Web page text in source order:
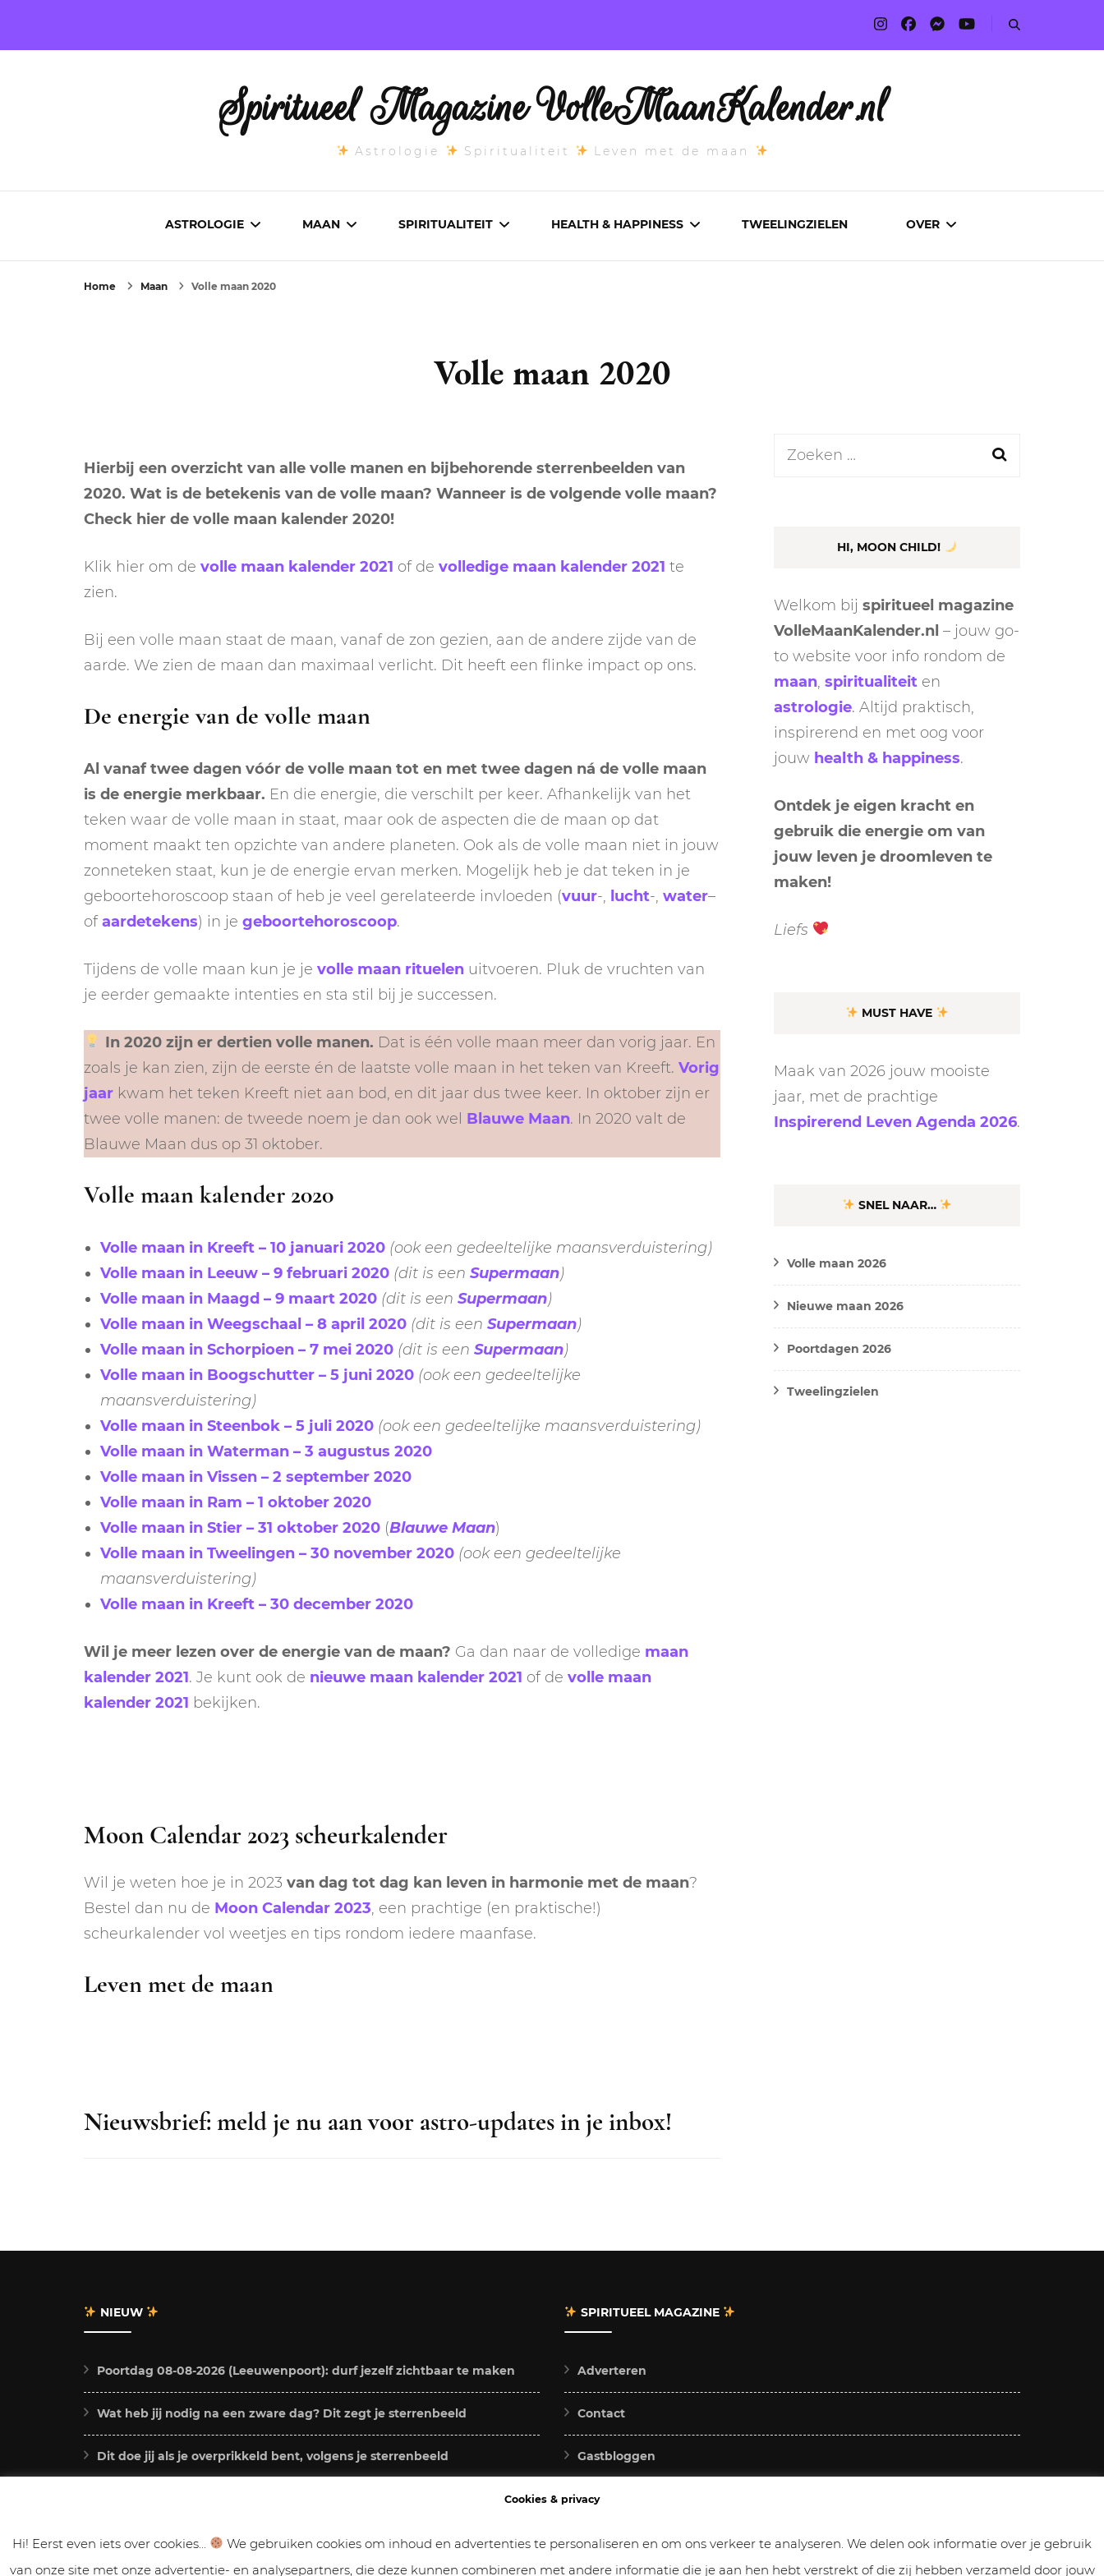
Spiritueel Magazine VolleMaanKalender.nl
Astrologie Spiritualiteit Leven met de maan
ASTROLOGIE
ASCENDANT
TWEEDE HUIS
ZESDE HUIS
NEGENDE HUIS
TIENDE HUIS
ELFDE HUIS
TWAALFDE HUIS
AARDETEKENS
CUSP
MERCURIUS
MARS
SATURNUS
PLUTO
MAAN
ASTROLOGIE KALENDER
MAAN
TAROT SPREAD
RITUELEN
MAANFASEN
MAANTEKENS
SPIRITUALITEIT
ENERGIE
HEKSERIJ
KRISTALLEN &
MANIFESTEREN
RITUELEN
NIEUWE MAAN
RITUELEN
VOLLE MAAN RITUELEN
SPIRIT ANIMALS
TAROT TECHNIEKEN
HEALTH & HAPPINESS
AYURVEDA
HSP
LIFESTYLE
WILDPLUKKEN
MEDITATIE
TWEELINGZIELEN OVER
NIEUWS
CONTACT
Home Maan Volle maan 2020
Volle maan 2020
Hierbij een overzicht van alle volle manen en bijbehorende sterrenbeelden van
2020. Wat is de betekenis van de volle maan? Wanneer is de volgende volle maan?
Check hier de volle maan kalender 2020!
Klik hier om de volle maan kalender 2021 of de volledige maan kalender 2021 te
zien.
Bij een volle maan staat de maan, vanaf de zon gezien, aan de andere zijde van de
aarde. We zien de maan dan maximaal verlicht. Dit heeft een flinke impact op ons.
De energie van de volle maan
Al vanaf twee dagen vóór de volle maan tot en met twee dagen ná de volle maan
is de energie merkbaar. En die energie, die verschilt per keer. Afhankelijk van het
teken waar de volle maan in staat, maar ook de aspecten die de maan op dat
moment maakt ten opzichte van andere planeten. Ook als de volle maan niet in jouw
zonneteken staat, kun je de energie ervan merken. Mogelijk heb je dat teken in je
geboortehoroscoop staan of heb je veel gerelateerde invloeden (vuur-, lucht-, water–
ofaardetekens) in je geboortehoroscoop.
Tijdens de volle maan kun je je volle maan rituelen uitvoeren. Pluk de vruchten van
je eerder gemaakte intenties en sta stil bij je successen.
In 2020 zijn er dertien volle manen. Dat is één volle maan meer dan vorig jaar. En
zoals je kan zien, zijn de eerste én de laatste volle maan in het teken van Kreeft. Vorig
jaar kwam het teken Kreeft niet aan bod, en dit jaar dus twee keer. In oktober zijn er
twee volle manen: de tweede noem je dan ook wel Blauwe Maan. In 2020 valt de
Blauwe Maan dus op 31 oktober.
Volle maan kalender 2020
Volle maan in Kreeft – 10 januari 2020 (ook een gedeeltelijke maansverduistering)
Volle maan in Leeuw – 9 februari 2020 (dit is een Supermaan)
Volle maan in Maagd – 9 maart 2020 (dit is een Supermaan)
Volle maan in Weegschaal – 8 april 2020 (dit is een Supermaan)
Volle maan in Schorpioen – 7 mei 2020 (dit is een Supermaan)
Volle maan in Boogschutter – 5 juni 2020 (ook een gedeeltelijke
maansverduistering)
Volle maan in Steenbok – 5 juli 2020 (ook een gedeeltelijke maansverduistering)
Volle maan in Waterman – 3 augustus 2020
Volle maan in Vissen – 2 september 2020
Volle maan in Ram – 1 oktober 2020
Volle maan in Stier – 31 oktober 2020 (Blauwe Maan)
Volle maan in Tweelingen – 30 november 2020 (ook een gedeeltelijke
maansverduistering)
Volle maan in Kreeft – 30 december 2020
Wil je meer lezen over de energie van de maan? Ga dan naar de volledige maan
kalender 2021. Je kunt ook de nieuwe maan kalender 2021 of de volle maan
kalender 2021 bekijken.
Moon Calendar 2023 scheurkalender
Wil je weten hoe je in 2023 van dag tot dag kan leven in harmonie met de maan?
Bestel dan nu de Moon Calendar 2023, een prachtige (en praktische!)
scheurkalender vol weetjes en tips rondom iedere maanfase.
Leven met de maan
Nieuwsbrief: meld je nu aan voor astro-updates in je inbox!
Zoeken
HI, MOON CHILD!
Welkom bij spiritueel magazine
VolleMaanKalender.nl – jouw go-
to website voor info rondom de
maan, spiritualiteit en
astrologie. Altijd praktisch,
inspirerend en met oog voor
jouw health & happiness.
Ontdek je eigen kracht en
gebruik die energie om van
jouw leven je droomleven te
maken!
Liefs
MUST HAVE
Maak van 2026 jouw mooiste
jaar, met de prachtige
Inspirerend Leven Agenda 2026.
SNEL NAAR…
Volle maan 2026
Nieuwe maan 2026
Poortdagen 2026
Tweelingzielen
NIEUW
Poortdag 08-08-2026 (Leeuwenpoort): durf jezelf zichtbaar te maken
Wat heb jij nodig na een zware dag? Dit zegt je sterrenbeeld
Dit doe jij als je overprikkeld bent, volgens je sterrenbeeld
Deze 4 sterrenbeelden voelen Jupiter in Leeuw het sterkst
SPIRITUEEL MAGAZINE
Adverteren
Contact
Gastbloggen
Samenwerken
Cookies & Privacy
Cookies & privacy
Hi! Eerst even iets over cookies...
We gebruiken cookies om inhoud en advertenties te personaliseren en om ons verkeer te analyseren. We delen ook informatie over je gebruik
van onze site met onze advertentie- en analysepartners, die deze kunnen combineren met andere informatie die je aan hen hebt verstrekt of die zij hebben verzameld door jouw